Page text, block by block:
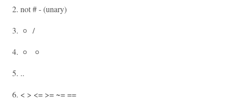
not # - (unary)
/
..
< > <= >= ~= ==